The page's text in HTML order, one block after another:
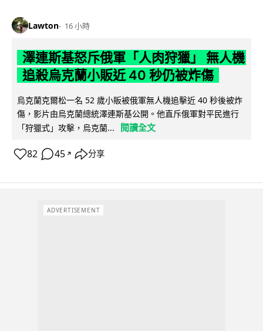
Lawton 16 小時
澤連斯基怒斥俄軍「人肉狩獵」 無人機
追殺烏克蘭小販近 40 秒仍被炸傷
烏克蘭克爾松一名 52 歲小販被俄軍無人機追擊近 40 秒後被炸
傷，影片由烏克蘭總統澤連斯基公開。他直斥俄軍對平民進行
「狩獵式」攻擊，烏克蘭...
閱讀全文
82 45 ↗ 分享
ADVERTISEMENT